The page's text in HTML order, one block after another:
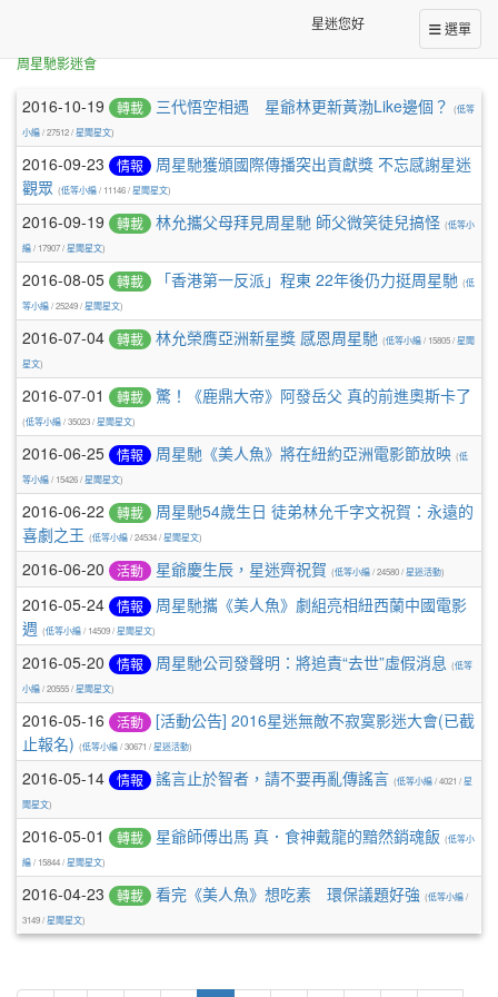
選單
星迷您好
周星馳影迷會
文章列表
2016-10-19 轉載 三代悟空相遇 星爺林更新黃渤Like邊個？ (低等
小編/ 27512 /星聞星文)
2016-09-23 情報
周星馳獲頒國際傳播突出貢獻獎 不忘感謝星迷
觀眾 (低等小編/ 11146 /星聞星文)
2016-09-19 轉載 林允攜父母拜見周星馳 師父微笑徒兒搞怪 (低等小
編/ 17907 /星聞星文)
2016-08-05 轉載 「香港第一反派」程東 22年後仍力挺周星馳 (低
等小編/ 25249 /星聞星文)
2016-07-04 轉載 林允榮膺亞洲新星獎 感恩周星馳 (低等小編/ 15805 /星聞
星文)
2016-07-01 轉載 驚！《鹿鼎大帝》阿發岳父 真的前進奧斯卡了
(低等小編/ 35023 /星聞星文)
2016-06-25 情報 周星馳《美人魚》將在紐約亞洲電影節放映 (低
等小編/ 15426 /星聞星文)
2016-06-22 轉載
周星馳54歲生日 徒弟林允千字文祝賀：永遠的
喜劇之王 (低等小編/ 24534 /星聞星文)
2016-06-20 活動 星爺慶生辰，星迷齊祝賀 (低等小編/ 24580 /星迷活動)
2016-05-24 情報
周星馳攜《美人魚》劇組亮相紐西蘭中國電影
週 (低等小編/ 14509 /星聞星文)
2016-05-20 情報 周星馳公司發聲明：將追責“去世”虛假消息 (低等
小編/ 20555 /星聞星文)
2016-05-16 活動
[活動公告] 2016星迷無敵不寂寞影迷大會(已截
止報名) (低等小編/ 30671 /星迷活動)
2016-05-14 情報 謠言止於智者，請不要再亂傳謠言 (低等小編/ 4021 /星
聞星文)
2016-05-01 轉載 星爺師傅出馬 真．食神戴龍的黯然銷魂飯 (低等小
編/ 15844 /星聞星文)
2016-04-23 轉載 看完《美人魚》想吃素 環保議題好強 (低等小編/
3149 /星聞星文)